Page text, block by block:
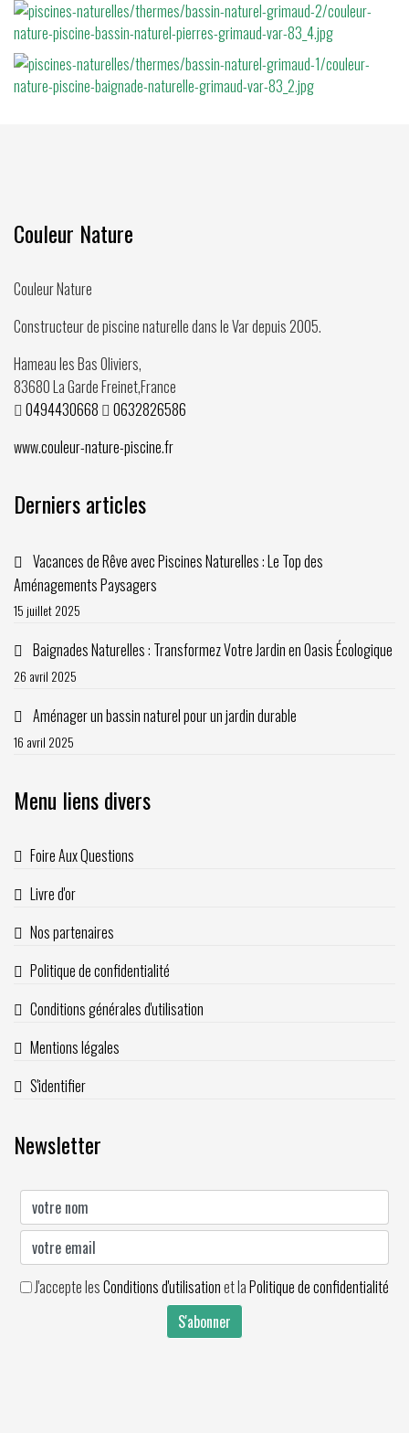
Couleur Nature
Couleur Nature
Constructeur de piscine naturelle dans le Var depuis2005.
Hameau les Bas Oliviers,
83680La Garde Freinet,France
0494430668
0632826586
www.couleur-nature-piscine.fr
Derniers articles
Vacances de Rêve avec Piscines Naturelles : Le Top des
Aménagements Paysagers
15 juillet 2025
Baignades Naturelles : Transformez Votre Jardin en Oasis Écologique
26 avril 2025
Aménager un bassin naturel pour un jardin durable
16 avril 2025
Menu liens divers
Foire Aux Questions
Livre d'or
Nos partenaires
Politique de confidentialité
Conditions générales d'utilisation
Mentions légales
S'identifier
Newsletter
J'accepte lesConditions d'utilisationet laPolitique de confidentialité